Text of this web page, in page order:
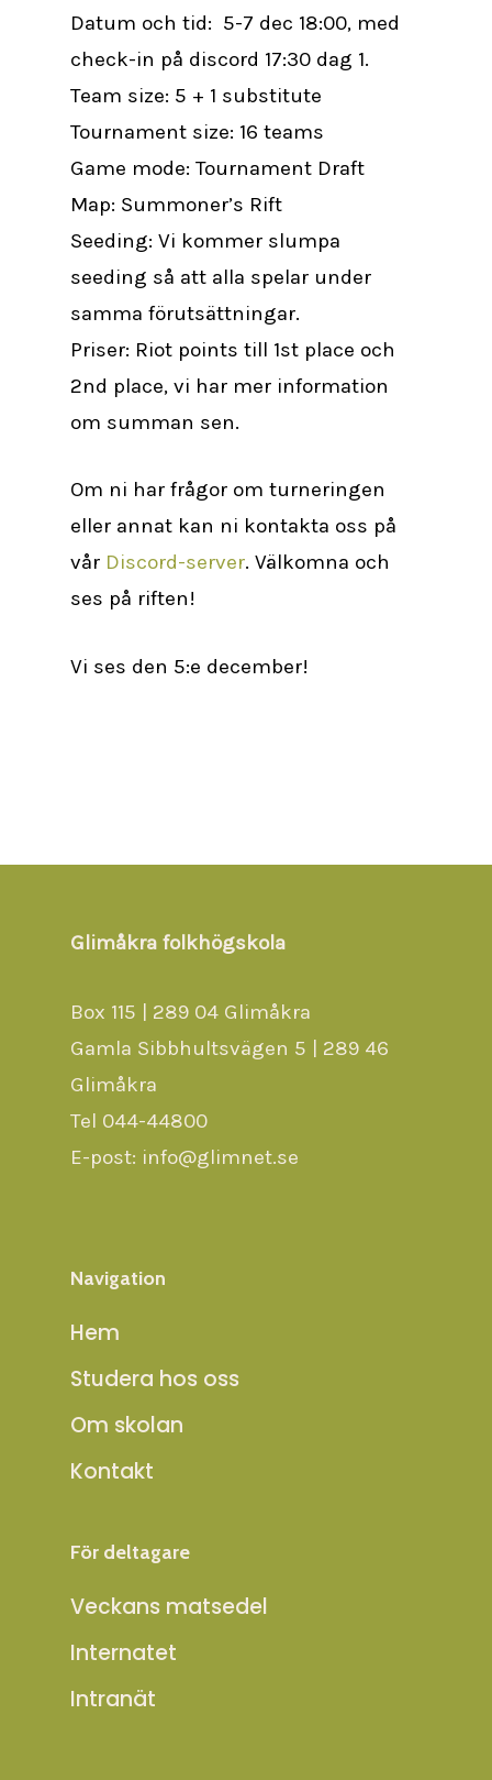
Datum och tid: 5-7 dec 18:00, med
check-in på discord 17:30 dag 1.
Team size: 5 + 1 substitute
Tournament size: 16 teams
Game mode: Tournament Draft
Map: Summoner’s Rift
Seeding: Vi kommer slumpa
seeding så att alla spelar under
samma förutsättningar.
Priser: Riot points till 1st place och
2nd place, vi har mer information
om summan sen.
Om ni har frågor om turneringen
eller annat kan ni kontakta oss på
vår Discord-server. Välkomna och
ses på riften!
Vi ses den 5:e december!
Glimåkra folkhögskola
Box 115 | 289 04 Glimåkra
Gamla Sibbhultsvägen 5 | 289 46
Glimåkra
Tel 044-44800
E-post: info@glimnet.se
Navigation
Hem
Studera hos oss
Om skolan
Kontakt
För deltagare
Veckans matsedel
Internatet
Intranät